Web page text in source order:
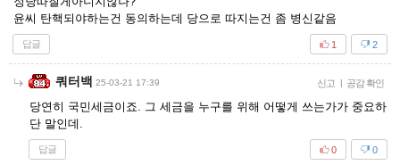
윤씨 탄핵되야하는건 동의하는데 당으로 따지는건 좀 병신같음
답글 2
1
쿼터백 25-03-21 17:39 신고 | 공감 확인
당연히 국민세금이죠. 그 세금을 누구를 위해 어떻게 쓰는가가 중요하
단 말인데.
답글 0
0